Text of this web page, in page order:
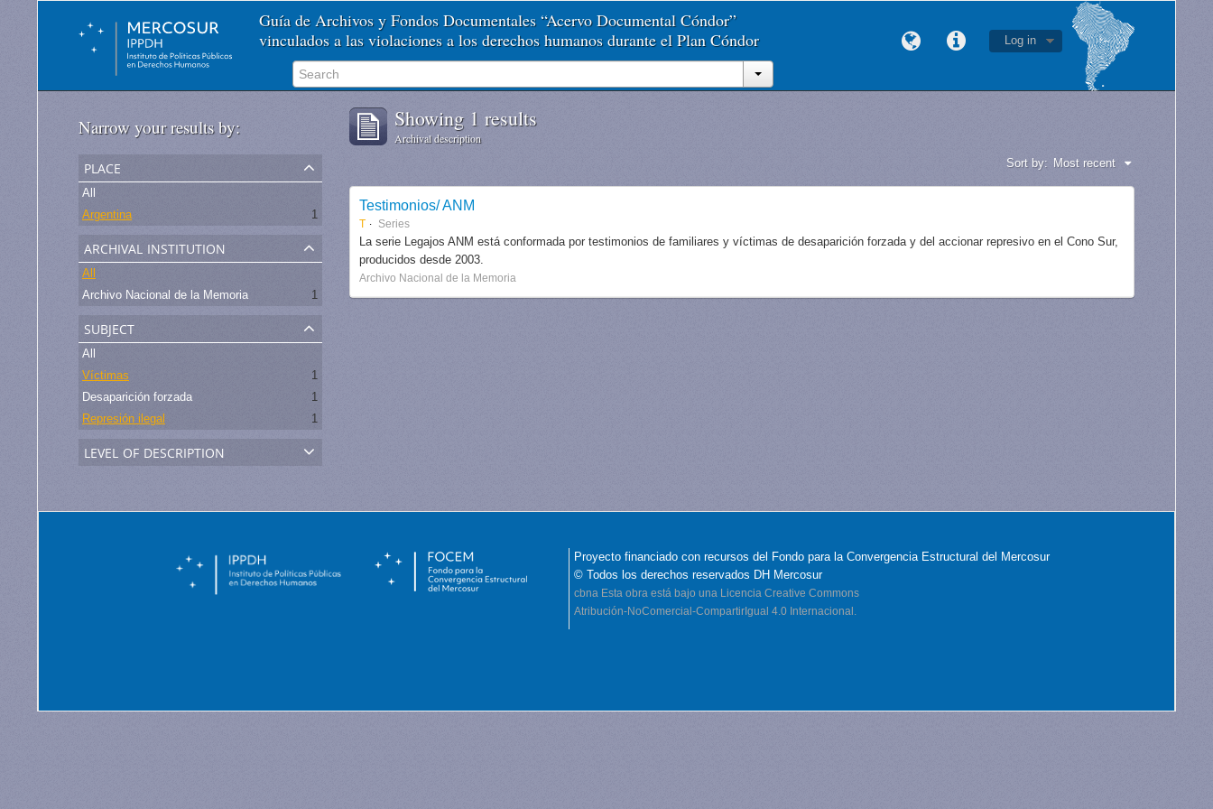
Guía de Archivos y Fondos Documentales “Acervo Documental Cóndor”
vinculados a las violaciones a los derechos humanos durante el Plan Cóndor
Log in
Narrow your results by:
place
All
Argentina
1
archival institution
All
Archivo Nacional de la Memoria
1
subject
All
Víctimas
1
Desaparición forzada
1
Represión ilegal
1
level of description
Showing 1 results
Archival description
Sort by: Most recent
Testimonios/ ANM
T Series
La serie Legajos ANM está conformada por testimonios de familiares y víctimas de desaparición forzada y del accionar represivo en el Cono Sur,
producidos desde 2003.
Archivo Nacional de la Memoria
Proyecto financiado con recursos del Fondo para la Convergencia Estructural del Mercosur
© Todos los derechos reservados DH Mercosur
cbna Esta obra está bajo una Licencia Creative Commons
Atribución-NoComercial-CompartirIgual 4.0 Internacional.